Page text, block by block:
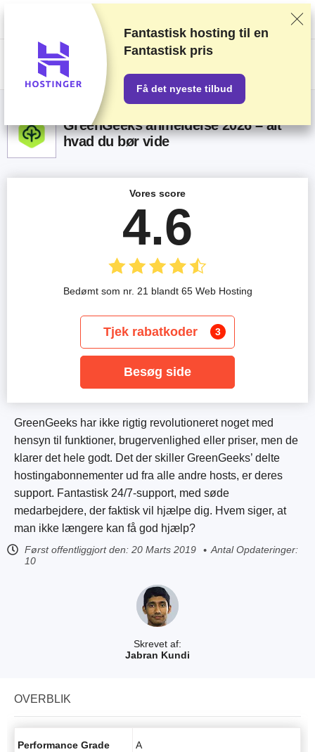
Vi rangerer forhandlere baseret på strenge tests og research, tager også
højde for din feedback og vores kommercielle aftaler med udbydere.
Denne side indeholder affiliate links.Marketings Offentliggørelse
GreenGeeks anmeldelse 2026 – alt
hvad du bør vide
Skrevet af:
Jabran Kundi
GreenGeeks har ikke rigtig revolutioneret noget med
hensyn til funktioner, brugervenlighed eller priser, men de
klarer det hele godt. Det der skiller GreenGeeks’ delte
hostingabonnementer ud fra alle andre hosts, er deres
support. Fantastisk 24/7-support, med søde
medarbejdere, der faktisk vil hjælpe dig. Hvem siger, at
man ikke længere kan få god hjælp?
Først offentliggjort den: 20 Marts 2019
Antal Opdateringer:
10
Vores score
4.6
Bedømt som nr. 21 blandt 65 Web Hosting
Tjek rabatkoder 3
Besøg side
OVERBLIK
Performance Grade A
Fantastisk hosting til en
Fantastisk pris
Få det nyeste tilbud